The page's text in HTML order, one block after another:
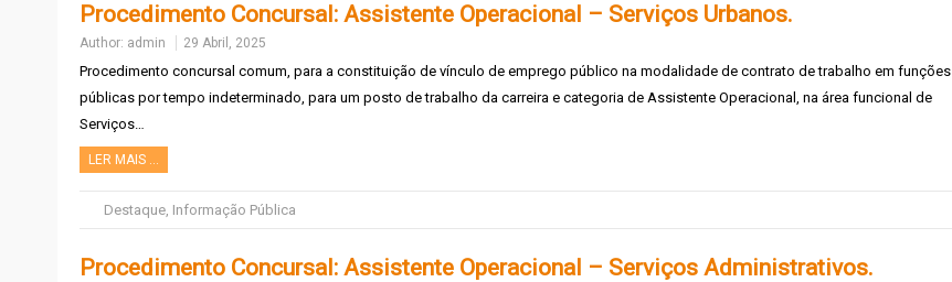
Procedimento Concursal: Assistente Operacional – Serviços Urbanos.
Author: admin 29 Abril, 2025
Procedimento concursal comum, para a constituição de vínculo de emprego público na modalidade de contrato de trabalho em funções
públicas por tempo indeterminado, para um posto de trabalho da carreira e categoria de Assistente Operacional, na área funcional de
Serviços…
LER MAIS …
Destaque, Informação Pública
Procedimento Concursal: Assistente Operacional – Serviços Administrativos.